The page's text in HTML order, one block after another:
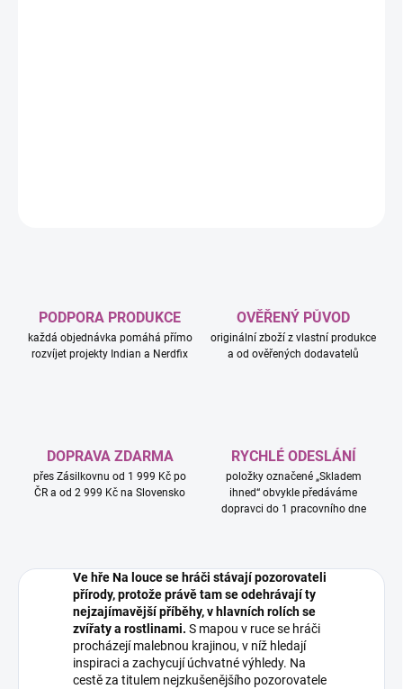
PODPORA PRODUKCE
každá objednávka pomáhá přímo
rozvíjet projekty Indian a Nerdfix
OVĚŘENÝ PŮVOD
originální zboží z vlastní produkce
a od ověřených dodavatelů
DOPRAVA ZDARMA
přes Zásilkovnu od 1 999 Kč po
ČR a od 2 999 Kč na Slovensko
RYCHLÉ ODESLÁNÍ
položky označené „Skladem
ihned“ obvykle předáváme
dopravci do 1 pracovního dne
Ve hře Na louce se hráči stávají pozorovateli
přírody, protože právě tam se odehrávají ty
nejzajímavější příběhy, v hlavních rolích se
zvířaty a rostlinami. S mapou v ruce se hráči
procházejí malebnou krajinou, v níž hledají
inspiraci a zachycují úchvatné výhledy. Na
cestě za titulem nejzkušenějšího pozorovatele